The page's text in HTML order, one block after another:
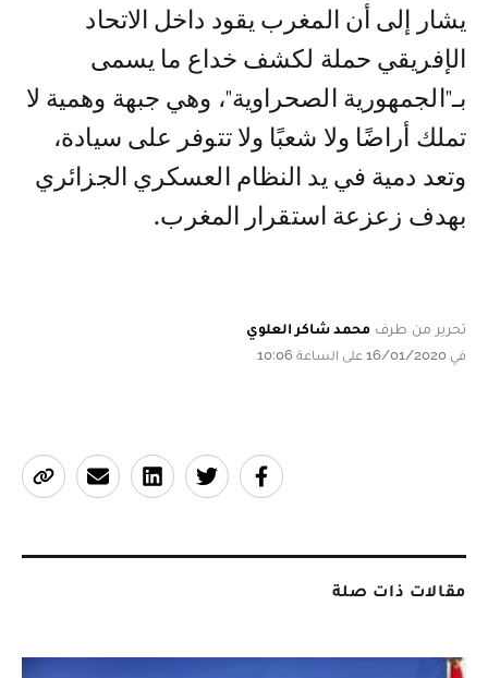
يشار إلى أن المغرب يقود داخل الاتحاد
الإفريقي حملة لكشف خداع ما يسمى
بـ"الجمهورية الصحراوية"، وهي جبهة وهمية لا
تملك أراضًا ولا شعبًا ولا تتوفر على سيادة،
وتعد دمية في يد النظام العسكري الجزائري
بهدف زعزعة استقرار المغرب.
تحرير من طرف محمد شاكر العلوي
في 16/01/2020 على الساعة 10:06
مقالات ذات صلة